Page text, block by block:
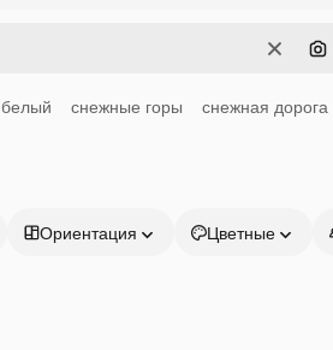
белый снежные горы снежная дорога
Ориентация Цветные